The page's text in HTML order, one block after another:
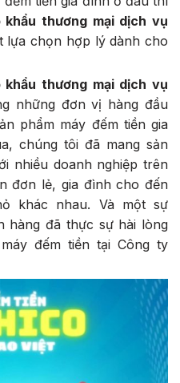
thương mại dịch vụ
lựa chọn hợp lý dành cho
thương mại dịch vụ
những đơn vị hàng đầu
phẩm máy đếm tiền gia
chúng tôi đã mang sản
nhiều doanh nghiệp trên
đơn lẻ, gia đình cho đến
khác nhau. Và một sự
hàng đã thực sự hài lòng
đếm tiền tại Công ty